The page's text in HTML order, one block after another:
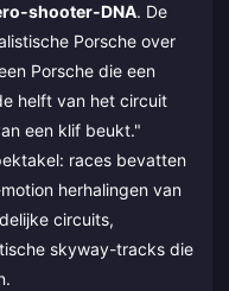
shooter-DNA. De
Porsche over
Porsche die een
helft van het circuit
een klif beukt."
races bevatten
herhalingen van
circuits,
skyway-tracks die